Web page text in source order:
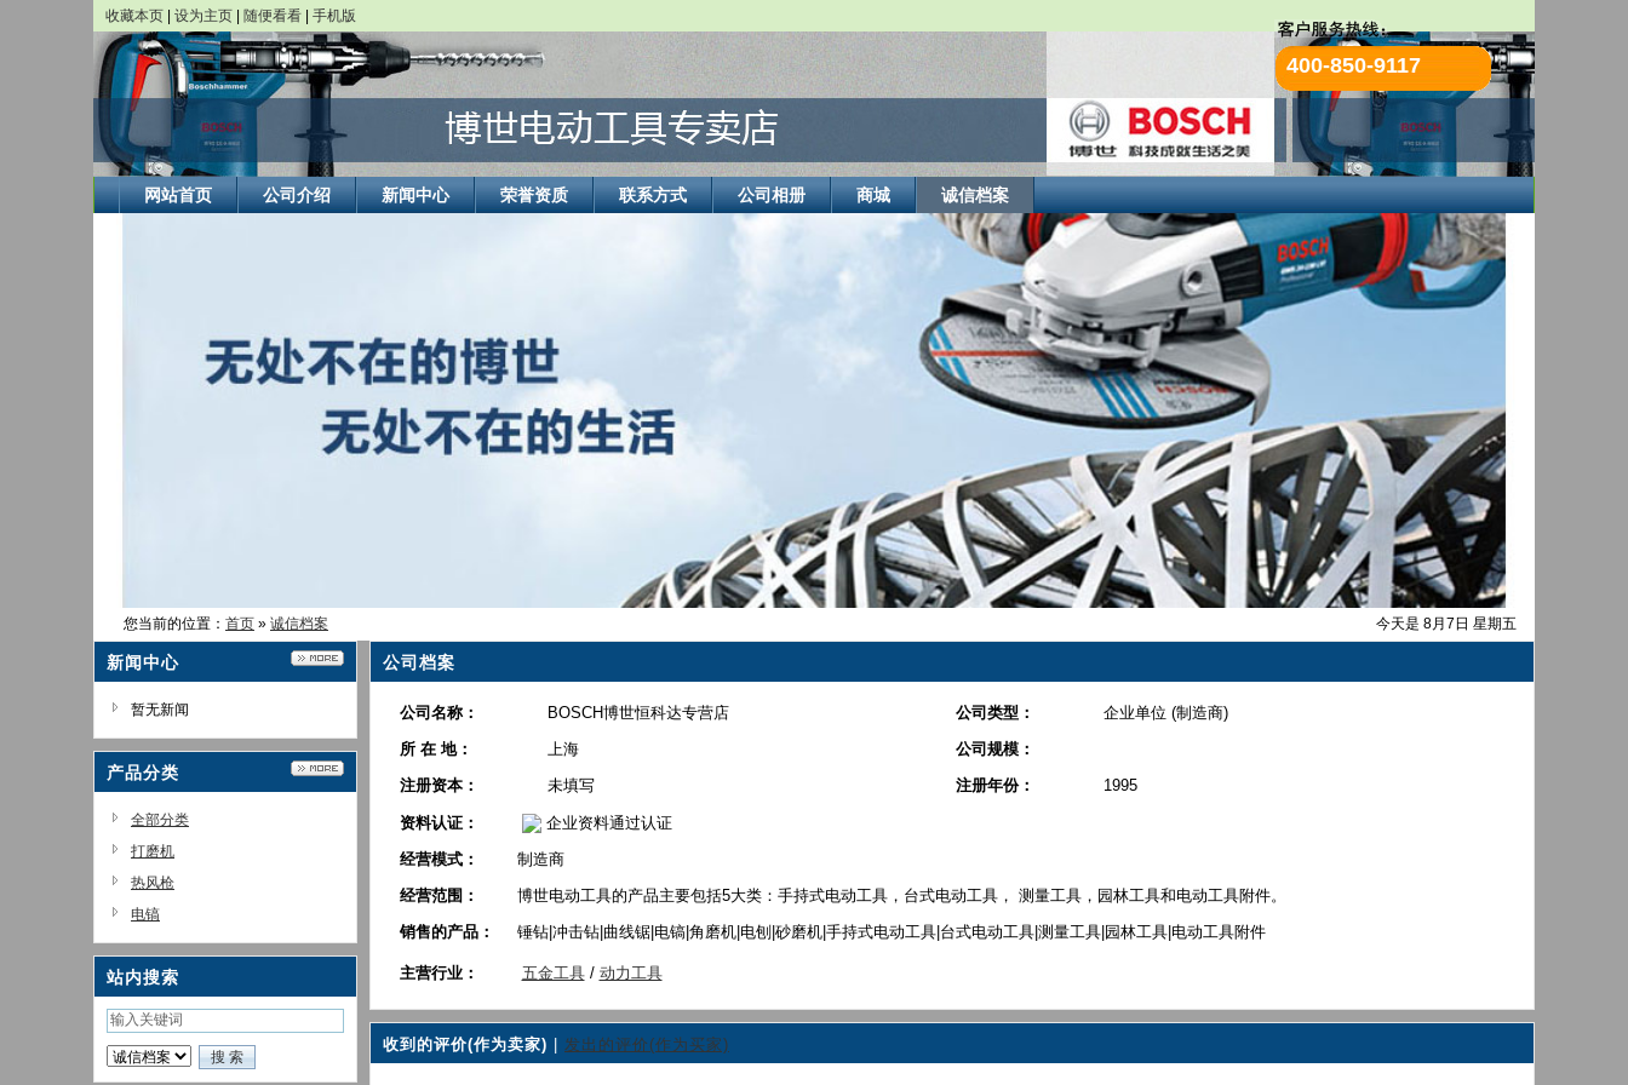
收藏本页 设为主页 随便看看 手机版
400-850-9117
BOSCH博世恒科达专营店
博世电动工具的产品主要包括5大类：手持式电动工具，台式电动工具， 测量工具，园...
网站首页 公司介绍 新闻中心 荣誉资质 联系方式 公司相册 商城 诚信档案
今天是 8月7日 星期五
您当前的位置： 首页 » 诚信档案
新闻中心
暂无新闻
产品分类
全部分类
打磨机
热风枪
电镐
站内搜索
公司档案
公司名称： BOSCH博世恒科达专营店 公司类型：
企业单位 (制造商)
所 在 地：
上海
公司规模：
注册资本：
未填写 注册年份： 1995
资料认证：
企业资料通过认证
经营模式：
制造商
经营范围：
博世电动工具的产品主要包括5大类：手持式电动工具，台式电动工具， 测量工具，园林工具和电动工具附件。
销售的产品：
锤钻|冲击钻|曲线锯|电镐|角磨机|电刨|砂磨机|手持式电动工具|台式电动工具|测量工具|园林工具|电动工具附件
主营行业： 五金工具/ 动力工具
收到的评价(作为卖家) | 发出的评价(作为买家)